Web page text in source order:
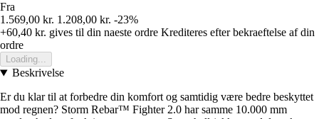
Fra
1.569,00 kr. 1.208,00 kr. -23%
+60,40 kr. gives til din naeste ordre Krediteres efter bekraeftelse af din
ordre
Loading...
Beskrivelse
Er du klar til at forbedre din komfort og samtidig være bedre beskyttet
mod regnen? Storm Rebar™ Fighter 2.0 har samme 10.000 mm